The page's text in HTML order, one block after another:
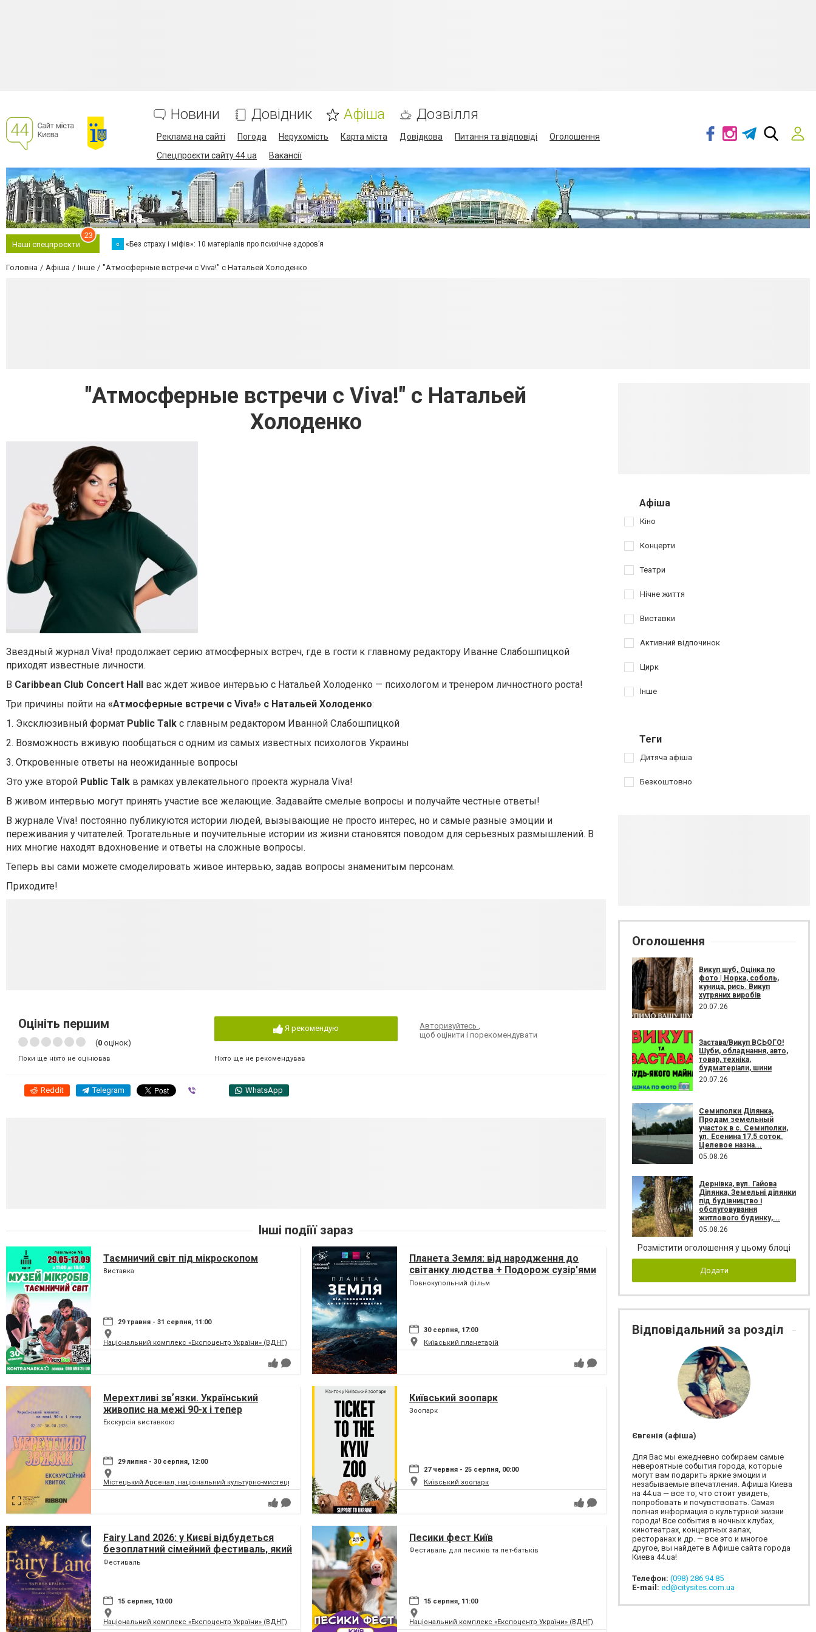
Новини Довідник Афіша Дозвілля
Реклама на сайті Погода Нерухомість Карта міста Довідкова Питання та відповіді
Оголошення
Спецпроєкти сайту 44.ua
Вакансії
Наші спецпроєкти
23
« «Без страху і міфів»: 10 матеріалів про психічне здоров’я
Головна Афіша Інше "Атмосферные встречи c Viva!" c Натальей Холоденко
"Атмосферные встречи c Viva!" c Натальей
Холоденко
Звездный журнал Viva! продолжает серию атмосферных встреч, где в гости к главному редактору Иванне Слабошпицкой
приходят известные личности.
В Caribbean Club Concert Hall вас ждет живое интервью с Натальей Холоденко — психологом и тренером личностного роста!
Три причины пойти на «Атмосферные встречи c Viva!» c Натальей Холоденко:
1. Эксклюзивный формат Public Talk с главным редактором Иванной Слабошпицкой
2. Возможность вживую пообщаться с одним из самых известных психологов Украины
3. Откровенные ответы на неожиданные вопросы
Это уже второй Public Talk в рамках увлекательного проекта журнала Viva!
В живом интервью могут принять участие все желающие. Задавайте смелые вопросы и получайте честные ответы!
В журнале Viva! постоянно публикуются истории людей, вызывающие не просто интерес, но и самые разные эмоции и
переживания у читателей. Трогательные и поучительные истории из жизни становятся поводом для серьезных размышлений. В
них многие находят вдохновение и ответы на сложные вопросы.
Теперь вы сами можете смоделировать живое интервью, задав вопросы знаменитым персонам.
Приходите!
Оцініть першим
(0 оцінок)
Поки ще ніхто не оцінював
Я рекомендую
Ніхто ще не рекомендував
Авторизуйтесь
щоб оцінити і порекомендувати
Reddit Telegram WhatsApp
Інші подіїї зараз
Таємничий світ під мікроскопом
Виставка
29 травня - 31 серпня, 11:00
Національний комплекс «Експоцентр України» (ВДНГ)
Планета Земля: від народження до
світанку людства + Подорож сузір'ями
(класична програма)
Повнокупольний фільм
30 серпня, 17:00
Київський планетарій
Мерехтливі звʼязки. Український
живопис на межі 90-х і тепер
Екскурсія виставкою
29 липня - 30 серпня, 12:00
Містецький Арсенал, національний культурно-мистецький та музейний комплекс
Київський зоопарк
Зоопарк
27 червня - 25 серпня, 00:00
Київський зоопарк
Fairy Land 2026: у Києві відбудеться
безоплатний сімейний фестиваль, який
перетворить парк на ВДНГ на чарівну
Фестиваль
15 серпня, 10:00
Національний комплекс «Експоцентр України» (ВДНГ)
Песики фест Київ
Фестиваль для песиків та пет-батьків
15 серпня, 11:00
Національний комплекс «Експоцентр України» (ВДНГ)
Афіша
Кіно
Концерти
Театри
Нічне життя
Виставки
Активний відпочинок
Цирк
Інше
Теги
Дитяча афіша
Безкоштовно
Оголошення
Викуп шуб, Оцінка по
фото | Норка, соболь,
куница, рись. Викуп
хутряних виробів
20.07.26
Застава/Викуп ВСЬОГО!
Шуби, обладнання, авто,
товар, техніка,
будматеріали, шини
20.07.26
Семиполки Ділянка,
Продам земельный
участок в с. Семиполки,
ул. Есенина 17,5 соток.
Целевое назна...
05.08.26
Дернівка, вул. Гайова
Ділянка, Земельні ділянки
під будівництво і
обслуговування
житлового будинку,...
05.08.26
Розмістити оголошення у цьому блоці
Додати
Відповідальний за розділ
Євгенія (афіша)
Для Вас мы ежедневно собираем самые
невероятные события города, которые
могут вам подарить яркие эмоции и
незабываемые впечатления. Афиша Киева
на 44.ua — все то, что стоит увидеть,
попробовать и почувствовать. Самая
полная информация о культурной жизни
города! Все события в ночных клубах,
кинотеатрах, концертных залах,
ресторанах и др. — все это и многое
другое, вы найдете в Афише сайта города
Киева 44.ua!
Телефон: (098) 286 94 85
E-mail: ed@citysites.com.ua